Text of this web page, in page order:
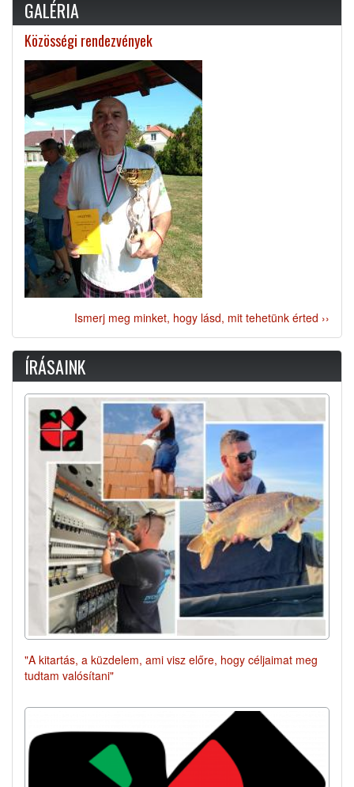
GALÉRIA
Közösségi rendezvények
Ismerj meg minket, hogy lásd, mit tehetünk érted ››
ÍRÁSAINK
"A kitartás, a küzdelem, ami visz előre, hogy céljaimat meg
tudtam valósítani"